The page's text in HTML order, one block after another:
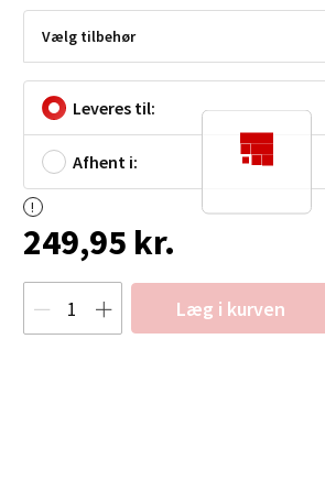
Vælg tilbehør
Leveres til:
Afhent i:
249,95 kr.
Læg i kurven